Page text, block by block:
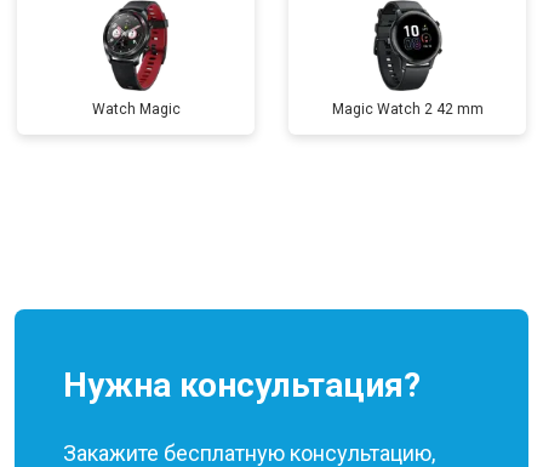
Watch Magic Magic Watch 2 42 mm
Нужна консультация?
Закажите бесплатную консультацию,